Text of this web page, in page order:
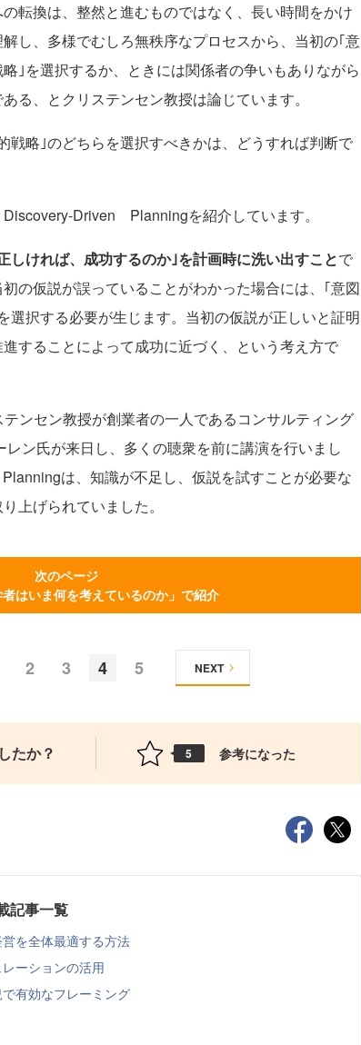
転換は、整然と進むものではなく、長い時間をかけ
し、多様でむしろ無秩序なプロセスから、当初の｢意
｣を選択するか、ときには関係者の争いもありながら
る、とクリステンセン教授は論じています。
戦略｣のどちらを選択すべきかは、どうすれば判断で
Driven Planningを紹介しています。
しければ、成功するのか｣を計画時に洗い出すことで
の仮説が誤っていることがわかった場合には、｢意図
選択する必要が生じます。当初の仮説が正しいと証明
することによって成功に近づく、という考え方で
ンセン教授が創業者の一人であるコンサルティング
ン氏が来日し、多くの聴衆を前に講演を行いまし
は、知識が不足し、仮説を試すことが必要な
上げられていました。
次のページ
者はいま何を考えているのか」で紹介
2 3 4 5 NEXT
たか？ 5 参考になった
記事一覧
を全体最適する方法
ーションの活用
有効なフレーミング